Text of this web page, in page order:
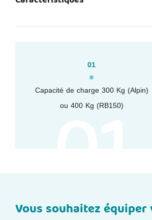
01
Capacité de charge 300 Kg (Alpin)
ou 400 Kg (RB150)
01
Vous souhaitez